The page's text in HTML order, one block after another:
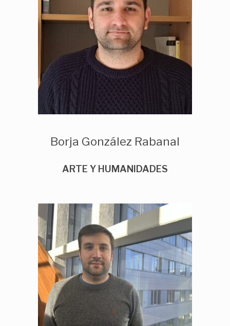
Borja González Rabanal
ARTE Y HUMANIDADES